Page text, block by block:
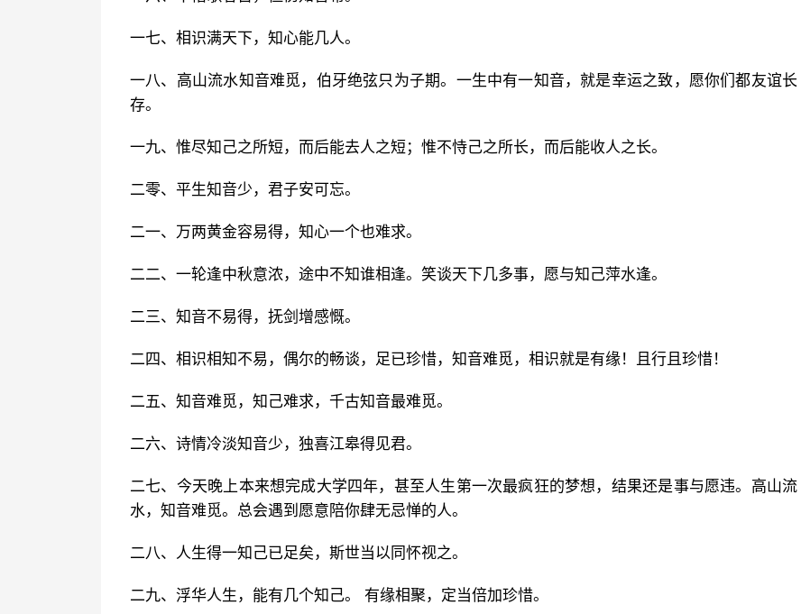
一七、相识满天下，知心能几人。
一八、高山流水知音难觅，伯牙绝弦只为子期。一生中有一知音，就是幸运之致，愿你们都友谊长
存。
一九、惟尽知己之所短，而后能去人之短；惟不恃己之所长，而后能收人之长。
二零、平生知音少，君子安可忘。
二一、万两黄金容易得，知心一个也难求。
二二、一轮逢中秋意浓，途中不知谁相逢。笑谈天下几多事，愿与知己萍水逢。
二三、知音不易得，抚剑增感慨。
二四、相识相知不易，偶尔的畅谈，足已珍惜，知音难觅，相识就是有缘！且行且珍惜！
二五、知音难觅，知己难求，千古知音最难觅。
二六、诗情冷淡知音少，独喜江皋得见君。
二七、今天晚上本来想完成大学四年，甚至人生第一次最疯狂的梦想，结果还是事与愿违。高山流
水，知音难觅。总会遇到愿意陪你肆无忌惮的人。
二八、人生得一知己已足矣，斯世当以同怀视之。
二九、浮华人生，能有几个知己。 有缘相聚，定当倍加珍惜。